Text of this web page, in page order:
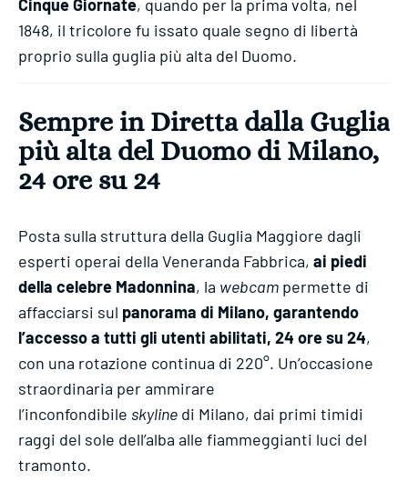
Cinque Giornate, quando per la prima volta, nel
1848, il tricolore fu issato quale segno di libertà
proprio sulla guglia più alta del Duomo.
Sempre in Diretta dalla Guglia
più alta del Duomo di Milano,
24 ore su 24
Posta sulla struttura della Guglia Maggiore dagli
esperti operai della Veneranda Fabbrica, ai piedi
della celebre Madonnina, la webcam permette di
affacciarsi sul panorama di Milano, garantendo
l’accesso a tutti gli utenti abilitati, 24 ore su 24,
con una rotazione continua di 220°. Un’occasione
straordinaria per ammirare
l’inconfondibile skyline di Milano, dai primi timidi
raggi del sole dell’alba alle fiammeggianti luci del
tramonto.